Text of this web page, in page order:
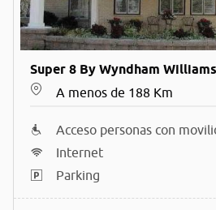
Super 8 By Wyndham Williams
A menos de 188 Km
Acceso personas con
Internet
Parking